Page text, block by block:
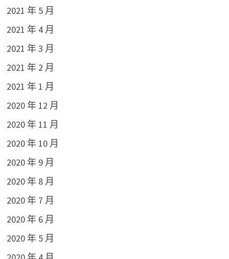
2021 年 5 月
2021 年 4 月
2021 年 3 月
2021 年 2 月
2021 年 1 月
2020 年 12 月
2020 年 11 月
2020 年 10 月
2020 年 9 月
2020 年 8 月
2020 年 7 月
2020 年 6 月
2020 年 5 月